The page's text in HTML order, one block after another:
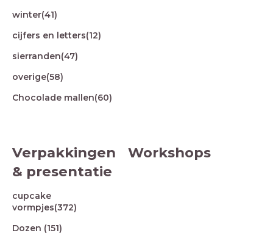
winter(41)
cijfers en letters(12)
sierranden(47)
overige(58)
Chocolade mallen(60)
Verpakkingen
& presentatie
cupcake
vormpjes(372)
Dozen (151)
Workshops